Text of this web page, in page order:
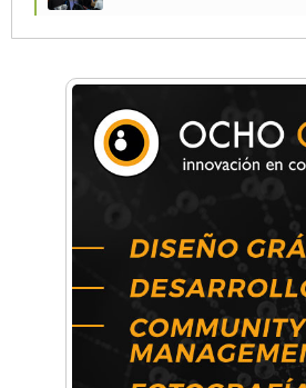
Una compañía teatral de
por el Premio FEBA Cultura
Mariana Croce: "Hoy las
un asesoramiento
seguridad"
Música, teatro, yoga,
Conocé todos los talleres
disfrutar en la Zona Oeste